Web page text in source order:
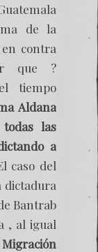
de la
contra
que ?
tiempo
Aldana
las
a
caso del
dictadura
Bantrab
, al igual
Migración